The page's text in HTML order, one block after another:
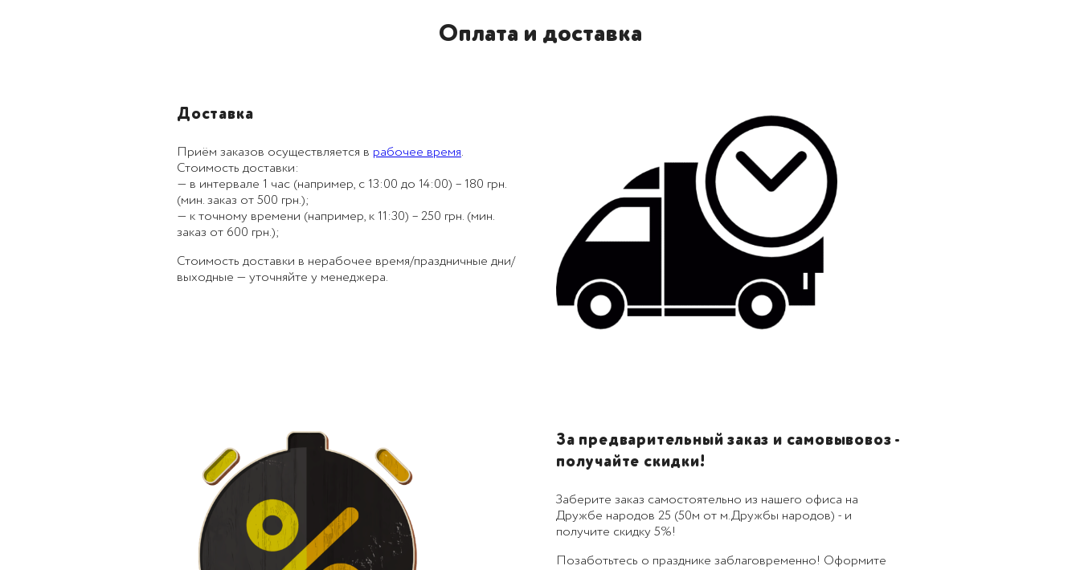
Оплата и доставка
Доставка
Приём заказов осуществляется в рабочее время.
Стоимость доставки:
— в интервале 1 час (например, с 13:00 до 14:00) – 180 грн.
(мин. заказ от 500 грн.);
— к точному времени (например, к 11:30) – 250 грн. (мин.
заказ от 600 грн.);
Стоимость доставки в нерабочее время/праздничные дни/
выходные — уточняйте у менеджера.
За предварительный заказ и самовывовоз -
получайте скидки!
Заберите заказ самостоятельно из нашего офиса на
Дружбе народов 25 (50м от м.Дружбы народов) - и
получите скидку 5%!
Позаботьтесь о празднике заблаговременно! Оформите